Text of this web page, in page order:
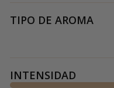
TIPO DE AROMA
INTENSIDAD